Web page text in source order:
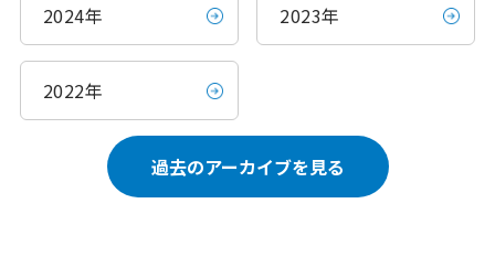
2024年 2023年
2022年
過去のアーカイブを見る